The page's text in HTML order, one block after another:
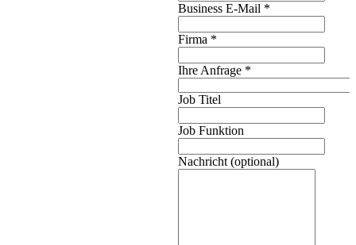
Business E-Mail *
Firma *
Ihre Anfrage *
Job Titel
Job Funktion
Nachricht (optional)